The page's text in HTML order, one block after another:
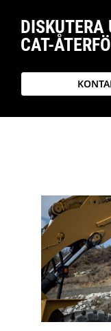
DISKUTERA
CAT-